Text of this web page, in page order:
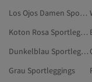
Los Ojos Damen Sportleggings
Koton Rosa Sportleggings
Dunkelblau Sportleggings
Grau Sportleggings